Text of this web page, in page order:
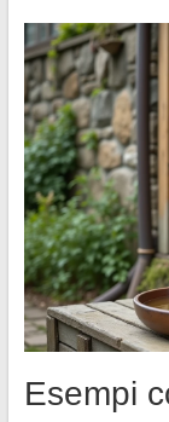
Esempi